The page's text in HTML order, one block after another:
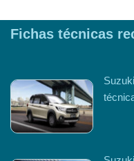
Fichas técnicas